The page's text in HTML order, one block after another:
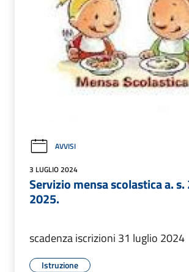
AVVISI
3 LUGLIO 2024
Servizio mensa scolastica a.
2025.
scadenza iscrizioni 31 luglio 2024
Istruzione